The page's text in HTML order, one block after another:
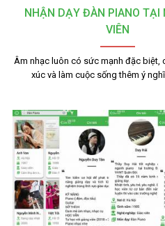
NHẬN DẠY ĐÀN PIANO TẠI
VIÊN
Âm nhạc luôn có sức mạnh đặc biệt,
xúc và làm cuộc sống thêm ý